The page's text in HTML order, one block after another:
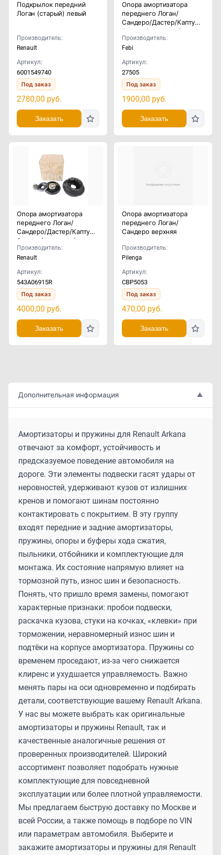
Подкрылок передний
Логан (старый) левый
Производитель:
Renault
Артикул:
6001549740
Под заказ
2780,00 руб.
Заказать
Опора амортизатора
переднего Логан/
Сандеро/Дастер/Каптур/
Аркана (комплект)
Производитель:
Febi
Артикул:
27505
Под заказ
1900,00 руб.
Заказать
Опора амортизатора
переднего Логан/
Сандеро/Дастер/Каптур/
Аркана (комплект)
Производитель:
Renault
Артикул:
543A06915R
Под заказ
4000,00 руб.
Заказать
Опора амортизатора
переднего Логан/
Сандеро верхняя
Производитель:
Pilenga
Артикул:
CBP5053
Под заказ
470,00 руб.
Заказать
Дополнительная информация ▲
Амортизаторы и пружины для Renault Arkana
отвечают за комфорт, устойчивость и
предсказуемое поведение автомобиля на
дороге. Эти элементы подвески гасят удары от
неровностей, удерживают кузов от излишних
кренов и помогают шинам постоянно
контактировать с покрытием. В эту группу
входят передние и задние амортизаторы,
пружины, опоры и буферы хода сжатия,
пыльники, отбойники и комплектующие для
монтажа. Их состояние напрямую влияет на
тормозной путь, износ шин и безопасность.
Понять, что пришло время замены, помогают
характерные признаки: пробои подвески,
раскачка кузова, стуки на кочках, «клевки» при
торможении, неравномерный износ шин и
подтёки на корпусе амортизатора. Пружины со
временем проседают, из‑за чего снижается
клиренс и ухудшается управляемость. Важно
менять пары на оси одновременно и подбирать
детали, соответствующие вашему Renault Arkana.
У нас вы можете выбрать как оригинальные
амортизаторы и пружины Renault, так и
качественные аналогичные решения от
проверенных производителей. Широкий
ассортимент позволяет подобрать нужные
комплектующие для повседневной
эксплуатации или более плотной управляемости.
Мы предлагаем быструю доставку по Москве и
всей России, а также помощь в подборе по VIN
или параметрам автомобиля. Выберите и
закажите амортизаторы и пружины для Renault